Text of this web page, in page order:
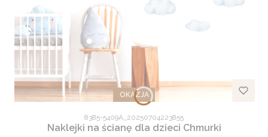
OKAZJA
Kod produktu
8385-5409A_20250704223855
Naklejki na ścianę dla dzieci Chmurki